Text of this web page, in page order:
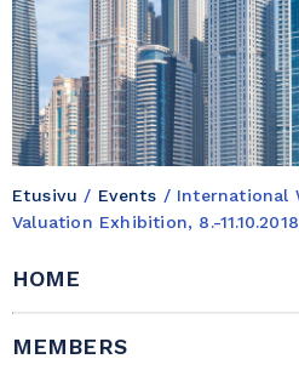
Etusivu / Events / International
Valuation Exhibition, 8.-
HOME
MEMBERS